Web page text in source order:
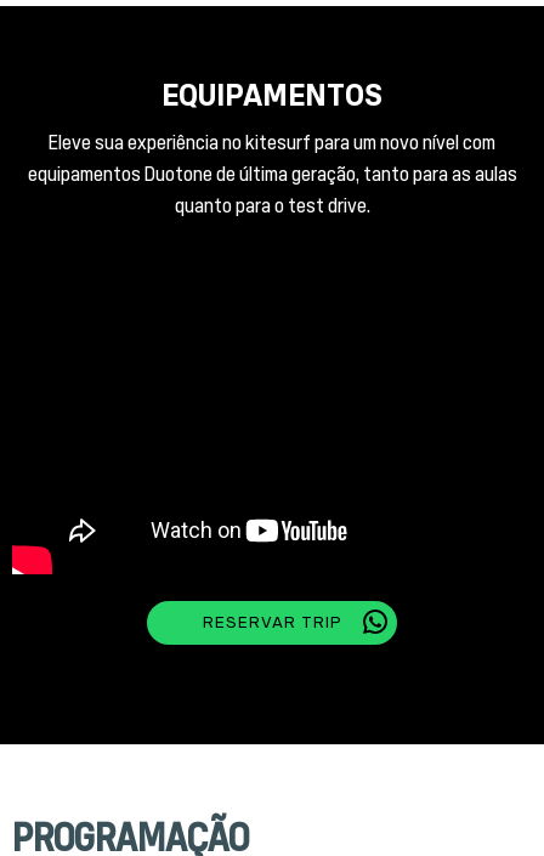
EQUIPAMENTOS
Eleve sua experiência no kitesurf para um novo nível com
equipamentos Duotone de última geração, tanto para as aulas
quanto para o test drive.
RESERVAR TRIP
PROGRAMAÇÃO